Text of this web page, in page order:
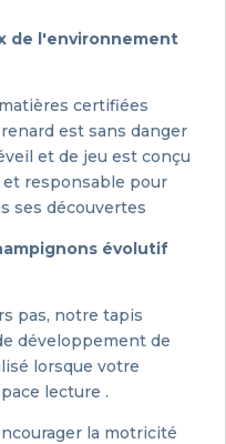
de l'environnement
certifiées
est sans danger
et de jeu est conçu
responsable pour
ses découvertes
évolutif
pas, notre tapis
développement de
lorsque votre
lecture .
la motricité